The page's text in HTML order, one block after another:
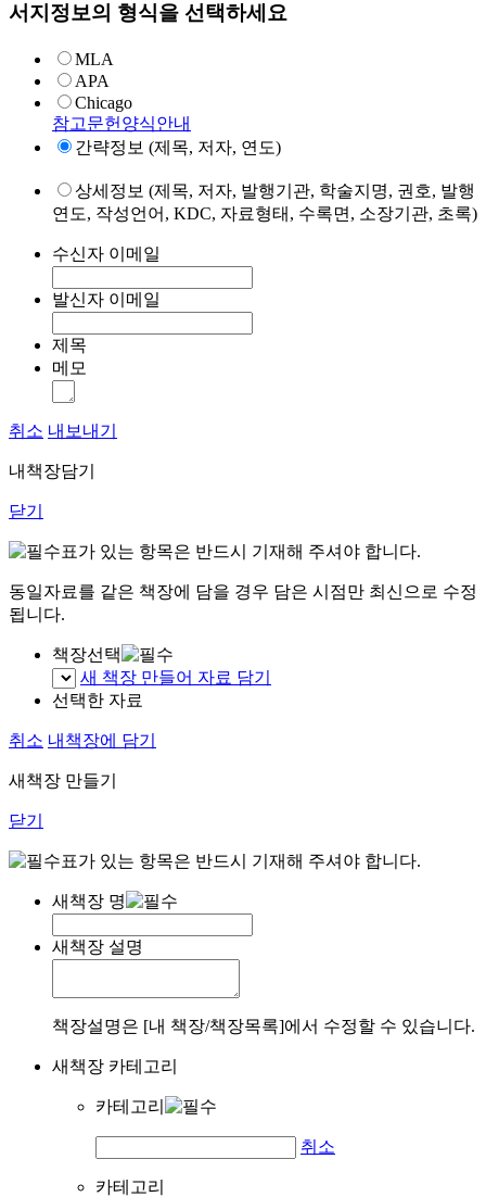
서지정보의 형식을 선택하세요
MLA
APA
Chicago
참고문헌양식안내
간략정보 (제목, 저자, 연도)
상세정보 (제목, 저자, 발행기관, 학술지명, 권호, 발행
연도, 작성언어, KDC, 자료형태, 수록면, 소장기관, 초록)
수신자 이메일
발신자 이메일
제목
메모
취소 내보내기
내책장담기
닫기
표가 있는 항목은 반드시 기재해 주셔야 합니다.
동일자료를 같은 책장에 담을 경우 담은 시점만 최신으로 수정
됩니다.
책장선택
새 책장 만들어 자료 담기
선택한 자료
취소 내책장에 담기
새책장 만들기
닫기
표가 있는 항목은 반드시 기재해 주셔야 합니다.
새책장 명
새책장 설명
책장설명은 [내 책장/책장목록]에서 수정할 수 있습니다.
새책장 카테고리
카테고리
취소
카테고리